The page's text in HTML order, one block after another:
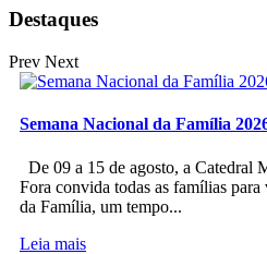
Destaques
Prev Next
Semana Nacional da Família
De 09 a 15 de agosto, a Catedral
Fora convida todas as famílias
da Família, um tempo...
Leia mais